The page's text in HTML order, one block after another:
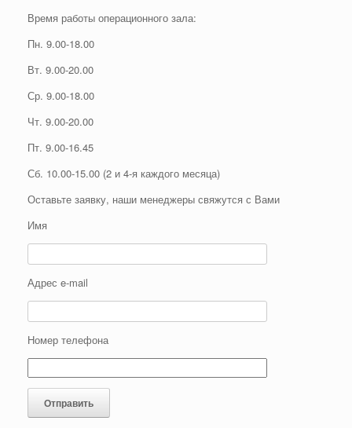
Время работы операционного зала:
Пн. 9.00-18.00
Вт. 9.00-20.00
Ср. 9.00-18.00
Чт. 9.00-20.00
Пт. 9.00-16.45
Сб. 10.00-15.00 (2 и 4-я каждого месяца)
Оставьте заявку, наши менеджеры свяжутся с Вами
Имя
Адрес e-mail
Номер телефона